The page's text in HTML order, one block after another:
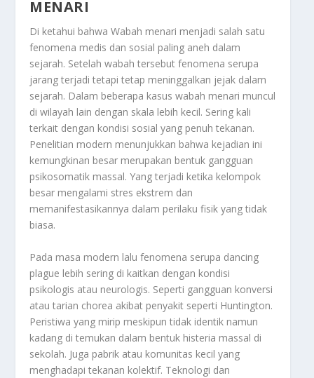
MENARI
Di ketahui bahwa Wabah menari menjadi salah satu
fenomena medis dan sosial paling aneh dalam
sejarah. Setelah wabah tersebut fenomena serupa
jarang terjadi tetapi tetap meninggalkan jejak dalam
sejarah. Dalam beberapa kasus wabah menari muncul
di wilayah lain dengan skala lebih kecil. Sering kali
terkait dengan kondisi sosial yang penuh tekanan.
Penelitian modern menunjukkan bahwa kejadian ini
kemungkinan besar merupakan bentuk gangguan
psikosomatik massal. Yang terjadi ketika kelompok
besar mengalami stres ekstrem dan
memanifestasikannya dalam perilaku fisik yang tidak
biasa.
Pada masa modern lalu fenomena serupa dancing
plague lebih sering di kaitkan dengan kondisi
psikologis atau neurologis. Seperti gangguan konversi
atau tarian chorea akibat penyakit seperti Huntington.
Peristiwa yang mirip meskipun tidak identik namun
kadang di temukan dalam bentuk histeria massal di
sekolah. Juga pabrik atau komunitas kecil yang
menghadapi tekanan kolektif. Teknologi dan